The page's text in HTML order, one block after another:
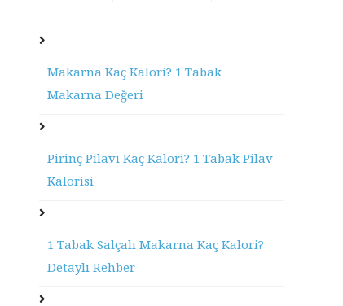
Makarna Kaç Kalori? 1 Tabak
Makarna Değeri
Pirinç Pilavı Kaç Kalori? 1 Tabak Pilav
Kalorisi
1 Tabak Salçalı Makarna Kaç Kalori?
Detaylı Rehber